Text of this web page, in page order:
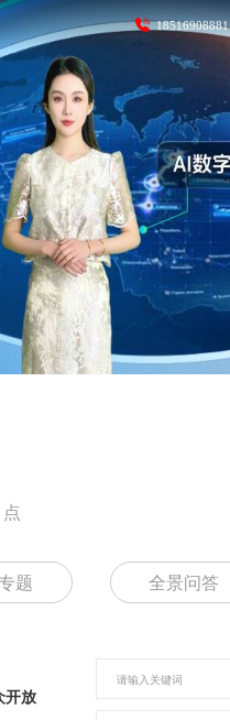
18516908881
题 全景问答
开放